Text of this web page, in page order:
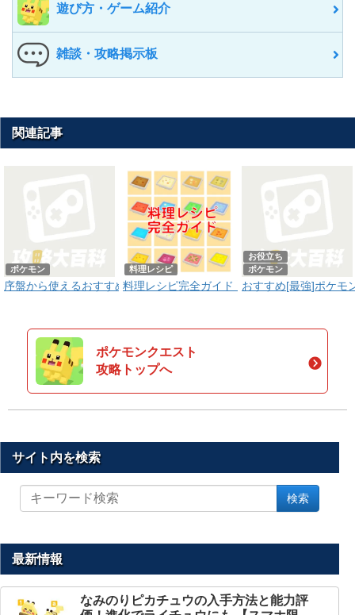
遊び方・ゲーム紹介
雑談・攻略掲示板
関連記事
ポケモン
序盤から使えるおすすめポケモンとそのレシピ
料理レシピ
料理レシピ完全ガイド！18種x全レアパター
お役立ち
ポケモン
おすすめ[最強]ポケモ
ポケモンクエスト
攻略トップへ
サイト内を検索
イ
を
検
索
検索
最新情報
なみのりピカチュウの入手方法と能力評